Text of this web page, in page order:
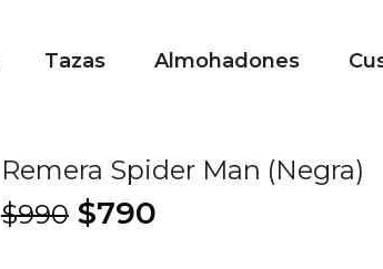
Tazas Almohadones
Remera Spider Man (Negra)
$990 El
$790